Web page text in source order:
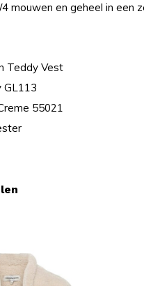
mouwen en geheel in een
Teddy Vest
GL113
55021